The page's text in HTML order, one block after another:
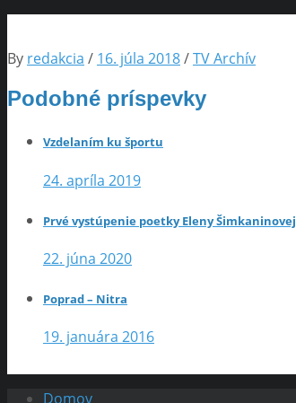
By redakcia / 16. júla 2018/TV Archív
Podobné príspevky
Vzdelaním ku športu
24. apríla 2019
Prvé vystúpenie poetky Eleny Šimkaninovej
22. júna 2020
Poprad – Nitra
19. januára 2016
Domov